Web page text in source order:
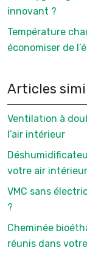
innovant ?
Température
économiser de
Articles
Ventilation à
l’air intérieur
votre air intérieur
VMC sans
?
Cheminée
réunis dans